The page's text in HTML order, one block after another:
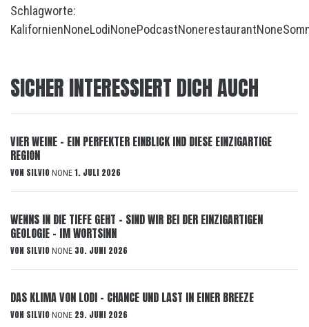
Schlagworte:
KalifornienNoneLodiNonePodcastNonerestaurantNone
SICHER INTERESSIERT DICH AUCH
VIER WEINE – EIN PERFEKTER EINBLICK IND DIESE EINZIGARTIGE
REGION
VON SILVIO NONE 1. JULI 2026
WENNS IN DIE TIEFE GEHT – SIND WIR BEI DER EINZIGARTIGEN
GEOLOGIE – IM WORTSINN
VON SILVIO NONE 30. JUNI 2026
DAS KLIMA VON LODI – CHANCE UND LAST IN EINER BREEZE
VON SILVIO NONE 29. JUNI 2026